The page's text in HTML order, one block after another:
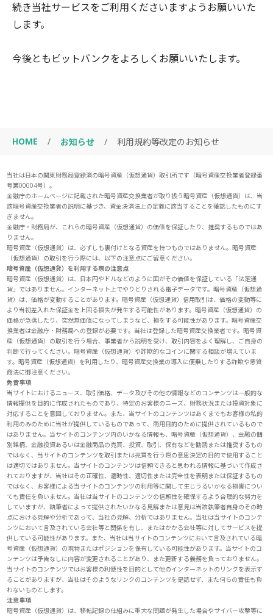
続き当社サービスをご利用くださいますようお願いいた
します。
今後ともビットバンクをよろしくお願いいたします。
HOME / お知らせ / 利用規約等改定のお知らせ
当社は日本の関東財務局登録済の暗号資産（仮想通貨）取引所です（暗号資産交換業者登録番
号第00004号）。
金融庁のホームページに記載された暗号資産交換業者が取り扱う暗号資産（仮想通貨）は、当
該暗号資産交換業者の説明に基づき、資金決済法上の定義に該当することを確認したものにす
ぎません。
金融庁・財務局が、これらの暗号資産（仮想通貨）の価値を保証したり、推奨するものではあ
りません。
暗号資産（仮想通貨）は、必ずしも裏付けとなる資産を持つものではありません。暗号資産
（仮想通貨）の取引を行う際には、以下の注意点にご留意ください。
暗号資産（仮想通貨）を利用する際の注意点
暗号資産（仮想通貨）は、日本円やドルなどのように国がその価値を保証している「法定通
貨」ではありません。インターネット上でやりとりされる電子データです。暗号資産（仮想通
貨）は、価格が変動することがあります。暗号資産（仮想通貨）信用取引は、価格の変動等に
より当初差入れた保証金を上回る損失が発生する可能性があります。暗号資産（仮想通貨）の
価格が急落したり、突然無価値になってしまうなど、損をする可能性があります。暗号資産交
換業者は金融庁・財務局への登録が必要です。当社は登録した暗号資産交換業者です。暗号資
産（仮想通貨）の取引を行う場合、事業者から説明を受け、取引内容をよく理解し、ご自身の
判断で行ってください。暗号資産（仮想通貨）や詐欺的なコインに関する相談が増えていま
す。暗号資産（仮想通貨）を利用したり、暗号資産交換業の導入に便乗したりする詐欺や悪質
商法に御注意ください。
免責事項
当サイトにおけるニュース、取引価格、データ及びその他の情報などのコンテンツは一般的な
情報提供を目的に作成されたものであり、特定のお客様のニーズ、財務状況または投資対象に
対応することを意図しておりません。また、当サイトのコンテンツはあくまでもお客様の私的
利用のみのために当社が提供しているものであって、商用目的のために提供されているもので
はありません。当サイトのコンテンツ内のいかなる情報も、暗号資産（仮想通貨）、金融の個
別銘柄、金融投資あるいは金融商品の売買、投資、取引、保有などを勧誘または推奨するもの
ではなく、当サイトのコンテンツを取引または売買を行う際の意思決定の目的で使用すること
は適切ではありません。当サイトのコンテンツは信頼できると思われる情報に基づいて作成さ
れておりますが、当社はその正確性、適時性、適切性または完全性を表明または保証するもの
ではなく、お客様による当サイトのコンテンツの利用等に関して生じうるいかなる損害につい
ても責任を負いません。当社は当サイトのコンテンツの信頼性を確保するよう合理的な努力を
していますが、執筆者によって提供されたいかなる見解または意見は当該執筆者自身のその時
点における見解や分析であって、当社の見解、分析ではありません。当社は当サイトのコンテ
ンツにおいて言及されている会社等と関係を有し、またはかかる会社等に対してサービスを提
供している可能性があります。また、当社は当サイトのコンテンツにおいて言及されている暗
号資産（仮想通貨）の現物またはポジションを保有している可能性があります。当サイトのコ
ンテンツは予告なしに内容が変更されることがあり、また更新する義務を負っておりません。
当サイトのコンテンツではお客様の利便性を目的として他のインターネットのリンクを表示す
ることがありますが、当社はそのようなリンクのコンテンツを是認せず、また何らの責任も負
わないものとします。
注意事項
暗号資産（仮想通貨）は、移転記録の仕組みに重大な問題が発生した場合やサイバー攻撃等に